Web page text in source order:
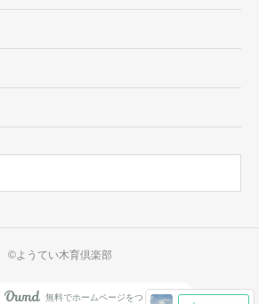
©ようてい木育倶楽部
無料でホームページをつくろう